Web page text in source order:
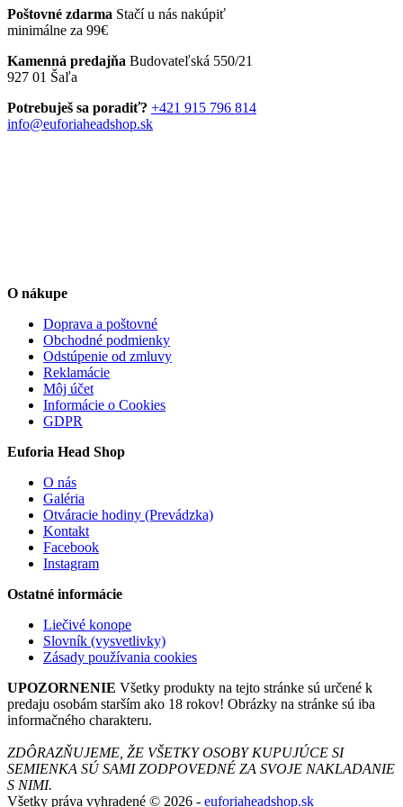
39,90 €.19,90 €.
má
viacero
Možnosti
vybrať
na
Poštovné zdarma Stačí u nás nakúpiť
minimálne za 99€
Kamenná predajňa Budovateľská 550/21
927 01 Šaľa
Potrebuješ sa poradiť? +421 915 796 814
info@euforiaheadshop.sk
O nákupe
Doprava a poštovné
Obchodné podmienky
Odstúpenie od zmluvy
Reklamácie
Môj účet
Informácie o Cookies
GDPR
Euforia Head Shop
O nás
Galéria
Otváracie hodiny (Prevádzka)
Kontakt
Facebook
Instagram
Ostatné informácie
Liečivé konope
Slovník (vysvetlivky)
Zásady používania cookies
UPOZORNENIE Všetky produkty na tejto stránke sú určené k
predaju osobám starším ako 18 rokov! Obrázky na stránke sú iba
informačného charakteru.
ZDÔRAZŇUJEME, ŽE VŠETKY OSOBY KUPUJÚCE SI
SEMIENKA SÚ SAMI ZODPOVEDNÉ ZA SVOJE NAKLADANIE
S NIMI.
Všetky práva vyhradené © 2026 - euforiaheadshop.sk